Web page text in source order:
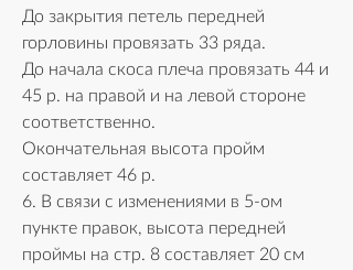
До закрытия петель передней
горловины провязать 33 ряда.
До начала скоса плеча провязать 44 и
45 р. на правой и на левой стороне
соответственно.
Окончательная высота пройм
составляет 46 р.
6. В связи с изменениями в 5-ом
пункте правок, высота передней
проймы на стр. 8 составляет 20 см